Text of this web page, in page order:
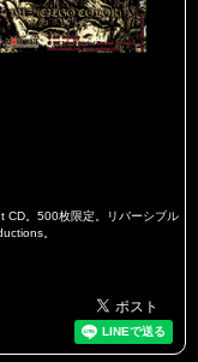
CD。500枚限定。リバーシブル
。